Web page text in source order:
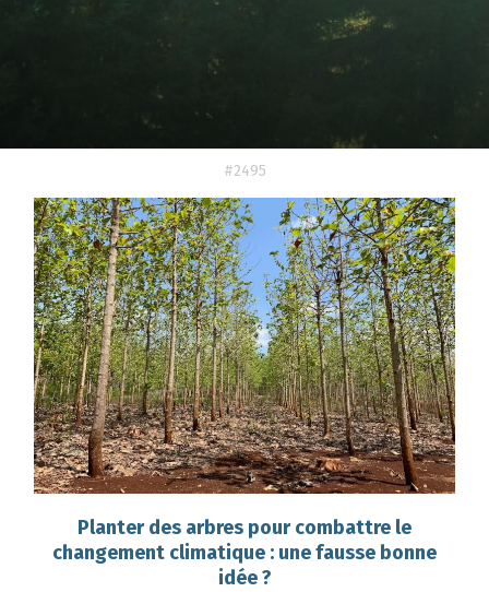
#2495
Planter des arbres pour combattre le
changement climatique : une fausse bonne
idée ?